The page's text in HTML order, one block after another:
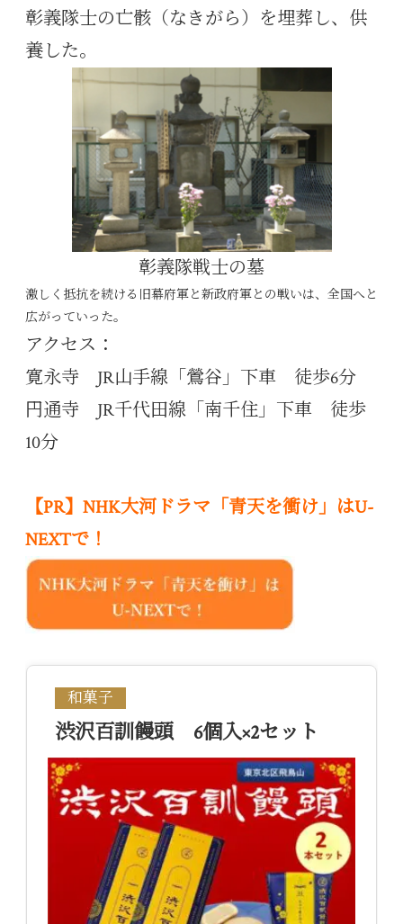
彰義隊士の亡骸（なきがら）を埋葬し、供
養した。
彰義隊戦士の墓
激しく抵抗を続ける旧幕府軍と新政府軍との戦いは、全国へと
広がっていった。
アクセス：
寛永寺 JR山手線「鶯谷」下車 徒歩6分
円通寺 JR千代田線「南千住」下車 徒歩
10分
【PR】NHK大河ドラマ「青天を衝け」はU-
NEXTで！
和菓子
渋沢百訓饅頭 6個入×2セット